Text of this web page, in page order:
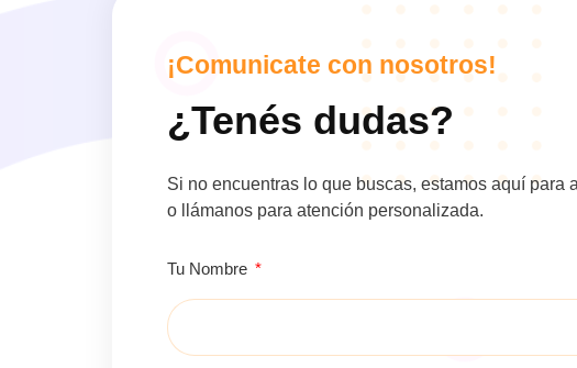
¡Comunicate con nosotros!
¿Tenés dudas?
Si no encuentras lo que buscas, estamos aquí para
o llámanos para atención personalizada.
Tu Nombre